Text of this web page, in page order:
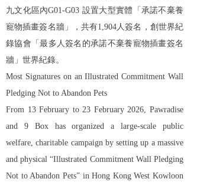
九文化區內G01-G03 設置大型實體「承諾不棄養
寵物插畫簽名牆」，共有1,904人簽名，創世界紀
錄協會「最多人簽名的承諾不棄養寵物插畫簽名
牆」世界紀錄。
Most Signatures on an Illustrated Commitment Wall
Pledging Not to Abandon Pets
From 13 February to 23 February 2026, Pawradise
and 9 Box has organized a large-scale public
welfare, charitable campaign by setting up a massive
and physical “Illustrated Commitment Wall Pledging
Not to Abandon Pets” in Hong Kong West Kowloon